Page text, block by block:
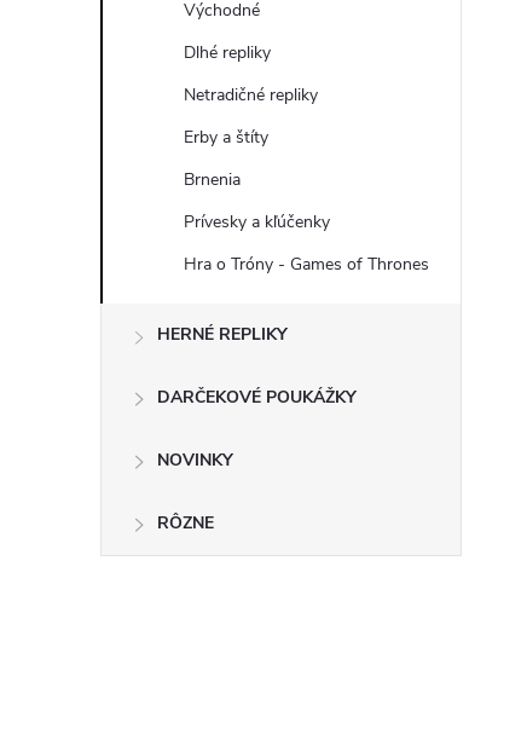
Východné
Dlhé repliky
Netradičné repliky
Erby a štíty
Brnenia
Prívesky a kľúčenky
Hra o Tróny - Games of Thrones
HERNÉ REPLIKY
DARČEKOVÉ POUKÁŽKY
NOVINKY
RÔZNE